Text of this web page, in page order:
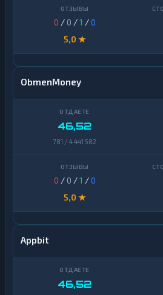
0 / 0 /1 /0
5,0 ★
ObmenMoney
46,52
781 / 4 441 582
0 / 0 /1 /0
5,0 ★
Appbit
46,52